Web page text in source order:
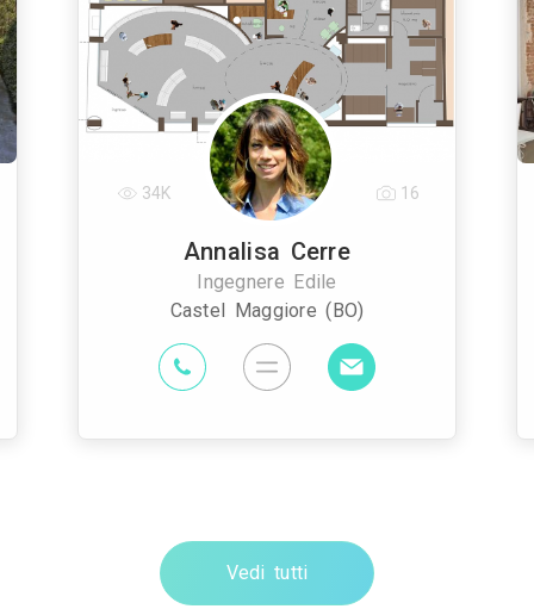
Annalisa Cerre
Ingegnere Edile
Castel Maggiore (BO)
34K 16
Vedi tutti